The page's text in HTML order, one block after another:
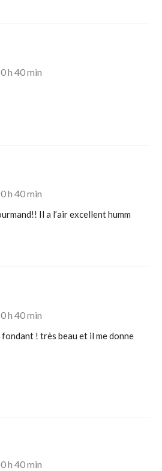
h 40 min
h 40 min
Il a l’air excellent humm
h 40 min
! très beau et il me donne
h 40 min